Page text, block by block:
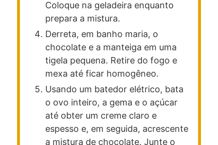
Coloque na geladeira enquanto
prepara a mistura.
Derreta, em banho maria, o
chocolate e a manteiga em uma
tigela pequena. Retire do fogo e
mexa até ficar homogêneo.
Usando um batedor elétrico, bata
o ovo inteiro, a gema e o açúcar
até obter um creme claro e
espesso e, em seguida, acrescente
a mistura de chocolate. Junte o